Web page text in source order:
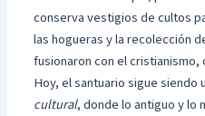
conserva vestigios de cultos
las hogueras y la recolección
fusionaron con el cristianismo,
Hoy, el santuario sigue siendo
cultural, donde lo antiguo y lo